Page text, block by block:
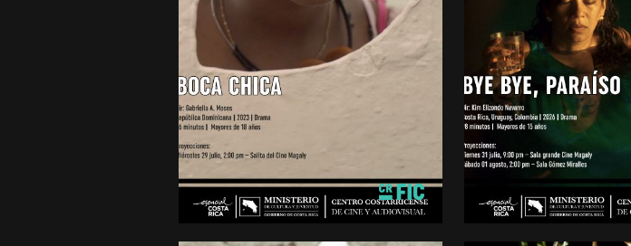
BOCA CHICA
2023
Mayores de 15 años
BYE BYE, PARAÍSO
Drama
Costa Rica
Mayores de 15 años